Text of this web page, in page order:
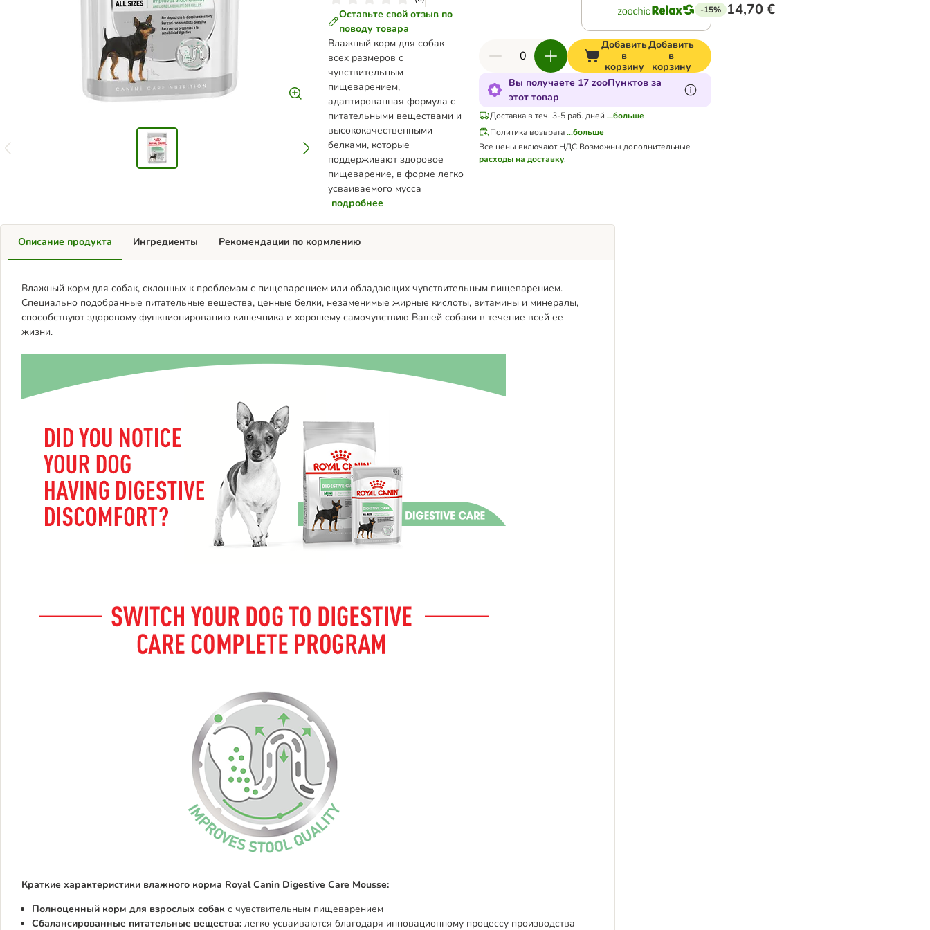
Оставьте свой отзыв по
поводу товара
Влажный корм для собак
всех размеров с
чувствительным
пищеварением,
адаптированная формула с
питательными веществами и
высококачественными
белками, которые
поддерживают здоровое
пищеварение, в форме легко
усваиваемого мусса
подробнее
-15% 14,70 €
Добавить
в
корзину
Добавить
в
корзину
Вы получаете 17 zooПунктов за
этот товар
Доставка в теч. 3-5 раб. дней ...больше
Политика возврата...больше
Все цены включают НДС.Возможны дополнительные
расходы на доставку.
Описание продукта
Влажный корм для собак, склонных к проблемам с пищеварением или обладающих чувствительным пищеварением.
Специально подобранные питательные вещества, ценные белки, незаменимые жирные кислоты, витамины и минералы,
способствуют здоровому функционированию кишечника и хорошему самочувствию Вашей собаки в течение всей ее
жизни.
Краткие характеристики влажного корма Royal Canin Digestive Care Mousse:
Полноценный корм для взрослых собак с чувствительным пищеварением
Сбалансированные питательные вещества: легко усваиваются благодаря инновационному процессу производства
Ингредиенты Рекомендации по кормлению